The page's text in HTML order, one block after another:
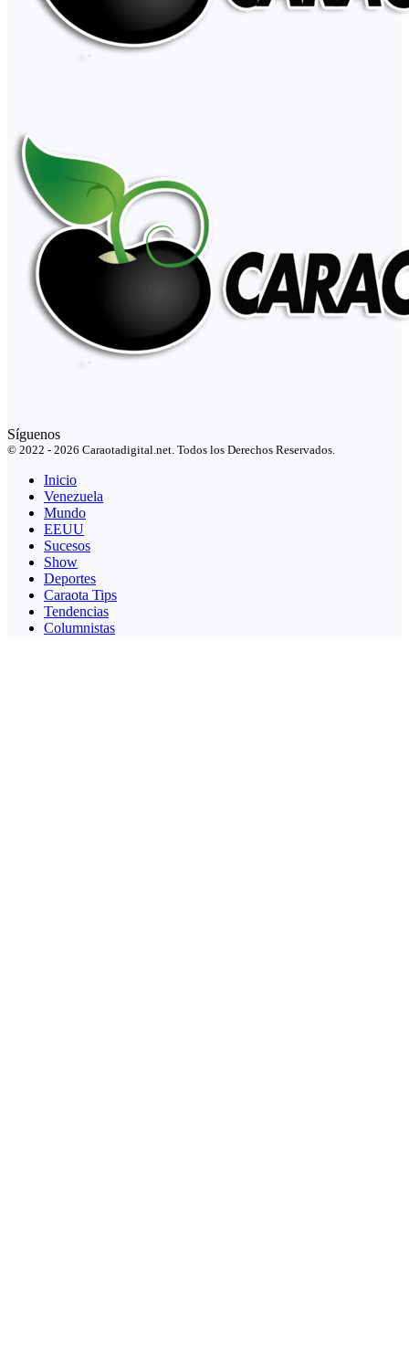
Síguenos
© 2022 - 2026 Caraotadigital.net. Todos los Derechos Reservados.
Inicio
Venezuela
Mundo
EEUU
Sucesos
Show
Deportes
Caraota Tips
Tendencias
Columnistas